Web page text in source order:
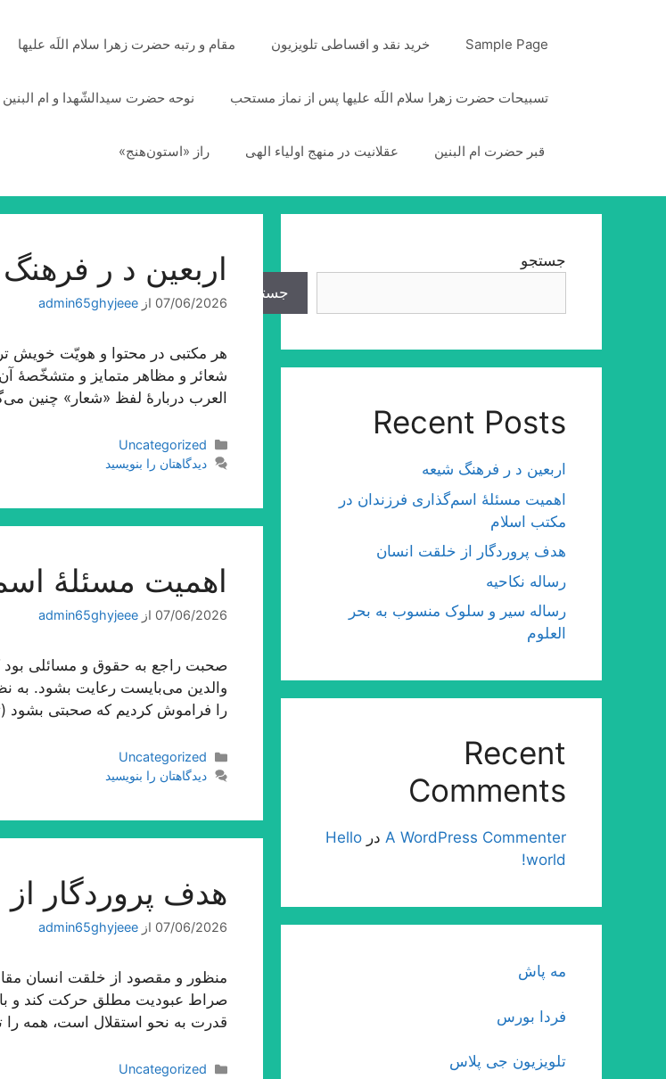
Sample Page خرید نقد و اقساطی تلویزیون مقام و رتبه حضرت زهرا سلام اللَه علیها
تسبیحات حضرت زهرا سلام اللَه علیها پس از نماز مستحب نوحه حضرت سیدالشّهدا و ام
قبر حضرت ام البنین عقلانیت در منهج اولیاء الهی راز «استون‌هنج»
اربعین د ر
07/06/2026 از admin65ghyjeee
هر مکتبی در محتوا و هویّت خویش
شعائر و مظاهر متمایز و متشخّصۀ
العرب دربارۀ لفظ «شعار» چنین
دسته‌ها
Uncategorized
دیدگاهتان را بنویسید
اهمیت مسئلۀ
07/06/2026 از admin65ghyjeee
صحبت راجع به حقوق و مسائلی بود
والدین می‌بایست رعایت بشود. به
را فراموش كردیم كه صحبتی بشود
دسته‌ها
Uncategorized
دیدگاهتان را بنویسید
هدف پروردگار
07/06/2026 از admin65ghyjeee
منظور و مقصود از خلقت انسان
صراط عبودیت مطلق حركت كند و
قدرت به نحو استقلال است، همه را
دسته‌ها
Uncategorized
جستجو
جستجو
Recent Posts
اربعین د ر فرهنگ شیعه
اهمیت مسئلۀ اسم‌گذارى فرزندان در
مكتب اسلام
هدف پروردگار از خلقت انسان
رساله نکاحیه
رساله سیر و سلوک منسوب به بحر
العلوم
Recent
Comments
A WordPress Commenter در Hello
world!
مه پاش
فردا بورس
تلویزیون جی پلاس